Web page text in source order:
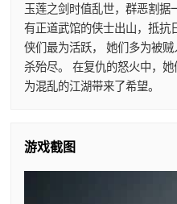
玉莲之剑时值乱世，群恶割据
有正道武馆的侠士出山，抵抗
侠们最为活跃， 她们多为被
杀殆尽。 在复仇的怒火中，
为混乱的江湖带来了希望。
游戏截图